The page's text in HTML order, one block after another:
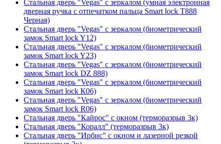
Стальная дверь "Vegas" с зеркалом (умная электронная
дверная ручка с отпечатком пальца Smart lock T888
Черная)
Стальная дверь "Vegas" с зеркалом (биометрический
замок Smart lock Y12)
Стальная дверь "Vegas" с зеркалом (биометрический
замок Smart lock Y23)
Стальная дверь "Vegas" с зеркалом (биометрический
замок Smart lock DZ 888)
Стальная дверь "Vegas" с зеркалом (биометрический
замок Smart lock К06)
Стальная дверь "Vegas" с зеркалом (биометрический
замок Smart lock R06)
Стальная дверь "Кайрос" с окном (терморазрыв 3к)
Стальная дверь "Коралл" (терморазрыв 3к)
Стальная дверь "Ирбис" с окном и лазерной резкой